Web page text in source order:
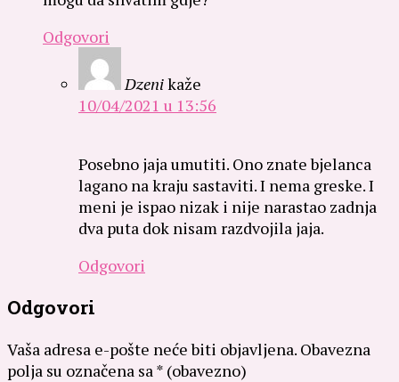
Odgovori
Dzenikaže
10/04/2021 u 13:56
Posebno jaja umutiti. Ono znate bjelanca
lagano na kraju sastaviti. I nema greske. I
meni je ispao nizak i nije narastao zadnja
dva puta dok nisam razdvojila jaja.
Odgovori
Odgovori
Vaša adresa e-pošte neće biti objavljena. Obavezna
polja su označena sa* (obavezno)